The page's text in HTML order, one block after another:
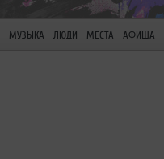
МУЗЫКА ЛЮДИ МЕСТА АФИША